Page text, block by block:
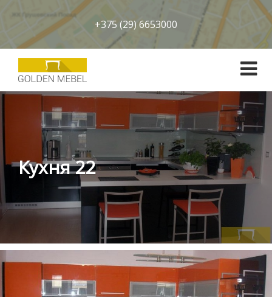
+375 (29) 6653000
Кухня 22